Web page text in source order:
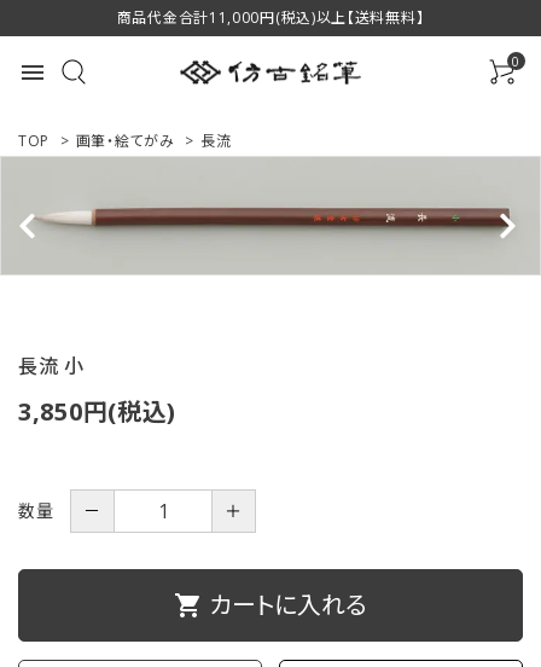
商品代金合計11,000円(税込)以上【送料無料】
menu 0
ACCOUNT MENU
私たちについて
ご利用ガイド
プライバシーポリシー
TOP > 画筆・絵てがみ > 長流
長流 小
3,850円(税込)
数量 － ＋
shopping_cart カートに入れる